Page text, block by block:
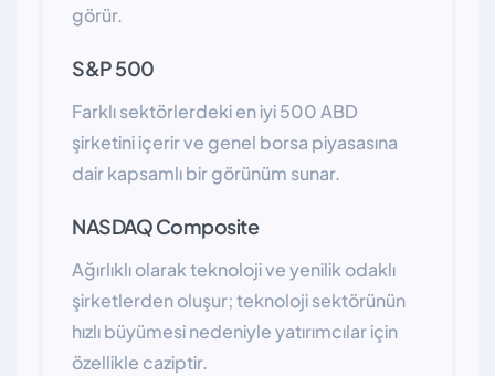
görür.
S&P 500
Farklı sektörlerdeki en iyi 500 ABD
şirketini içerir ve genel borsa piyasasına
dair kapsamlı bir görünüm sunar.
NASDAQ Composite
Ağırlıklı olarak teknoloji ve yenilik odaklı
şirketlerden oluşur; teknoloji sektörünün
hızlı büyümesi nedeniyle yatırımcılar için
özellikle caziptir.